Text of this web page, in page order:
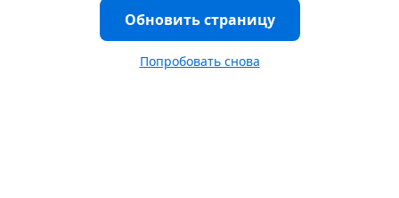
Обновить страницу
Попробовать снова